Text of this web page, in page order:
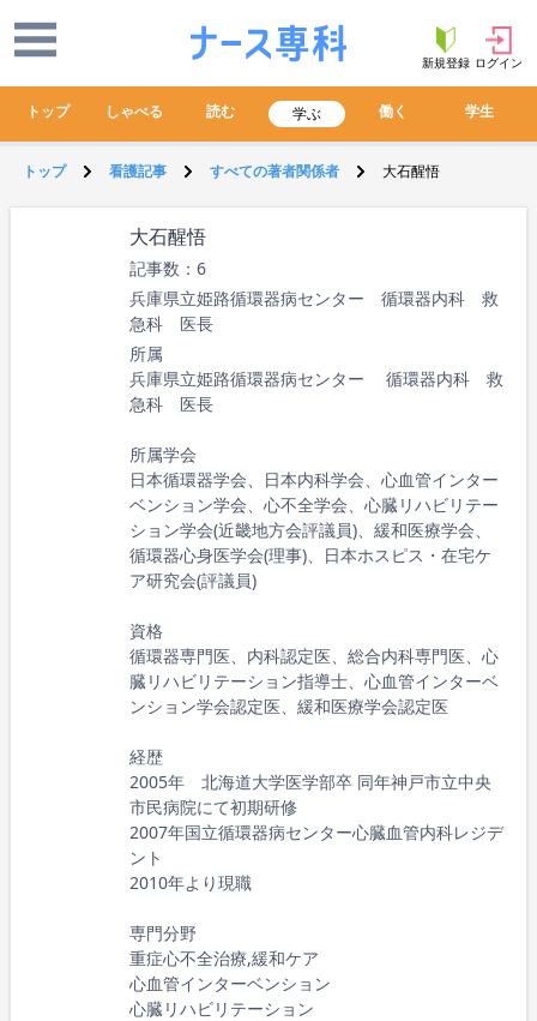
新規登録 ログイン
トップ しゃべる 読む 学ぶ 働く 学生
トップ 看護記事 すべての著者関係者 大石醒悟
大石醒悟
記事数：6
兵庫県立姫路循環器病センター 循環器内科 救
急科 医長
所属
兵庫県立姫路循環器病センター 循環器内科 救
急科 医長
所属学会
日本循環器学会、日本内科学会、心血管インター
ベンション学会、心不全学会、心臓リハビリテー
ション学会(近畿地方会評議員)、緩和医療学会、
循環器心身医学会(理事)、日本ホスピス・在宅ケ
ア研究会(評議員)
資格
循環器専門医、内科認定医、総合内科専門医、心
臓リハビリテーション指導士、心血管インターベ
ンション学会認定医、緩和医療学会認定医
経歴
2005年 北海道大学医学部卒 同年神戸市立中央
市民病院にて初期研修
2007年国立循環器病センター心臓血管内科レジデ
ント
2010年より現職
専門分野
重症心不全治療,緩和ケア
心血管インターベンション
心臓リハビリテーション